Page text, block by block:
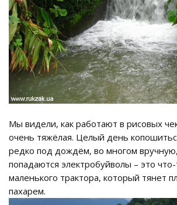
Мы видели, как работают в рисовых
очень тяжёлая. Целый день
редко под дождём, во многом
попадаются электробуйволы – это
маленького трактора, который тянет
пахарем.